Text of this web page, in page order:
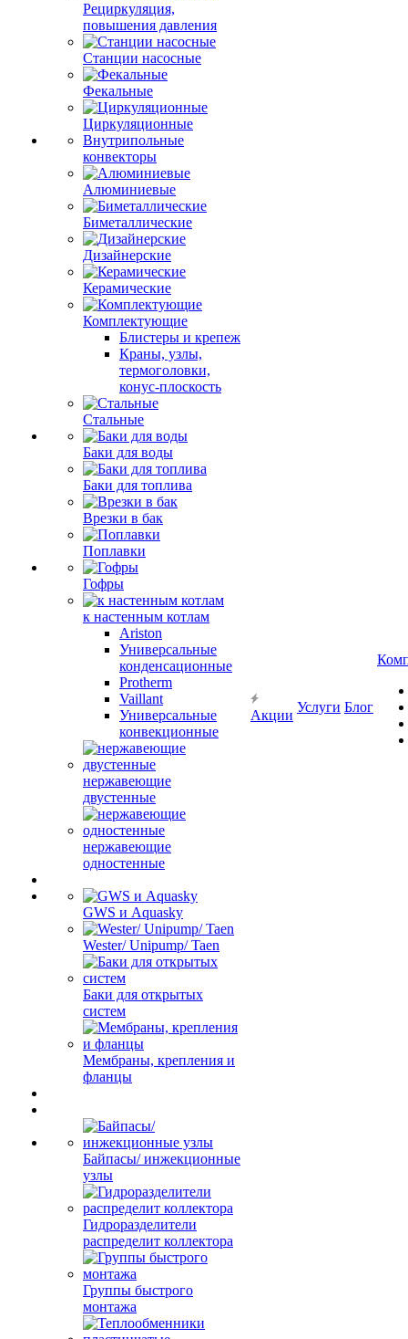
Рециркуляция,
повышения давления
Станции насосные
Фекальные
Циркуляционные
Внутрипольные
конвекторы
Алюминиевые
Биметаллические
Дизайнерские
Керамические
Комплектующие
Блистеры и крепеж
Краны, узлы,
термоголовки,
конус-плоскость
Стальные
Баки для воды
Баки для топлива
Врезки в бак
Поплавки
Гофры
к настенным котлам
Ariston
Универсальные
конденсационные
Protherm
Vaillant
Универсальные
конвекционные
нержавеющие
двустенные
нержавеющие
одностенные
GWS и Aquasky
Wester/ Unipump/ Taen
Баки для открытых
систем
Мембраны, крепления и
фланцы
Байпасы/ инжекционные
узлы
Гидроразделители
распределит коллектора
Группы быстрого
монтажа
Акции
Услуги Блог